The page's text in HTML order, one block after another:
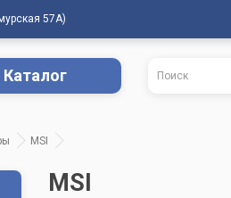
57А)
Каталог
MSI
MSI